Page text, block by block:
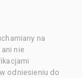
na
nie
odniesieniu do